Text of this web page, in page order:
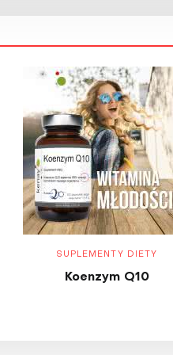
SUPLEMENTY DIETY
Koenzym Q10